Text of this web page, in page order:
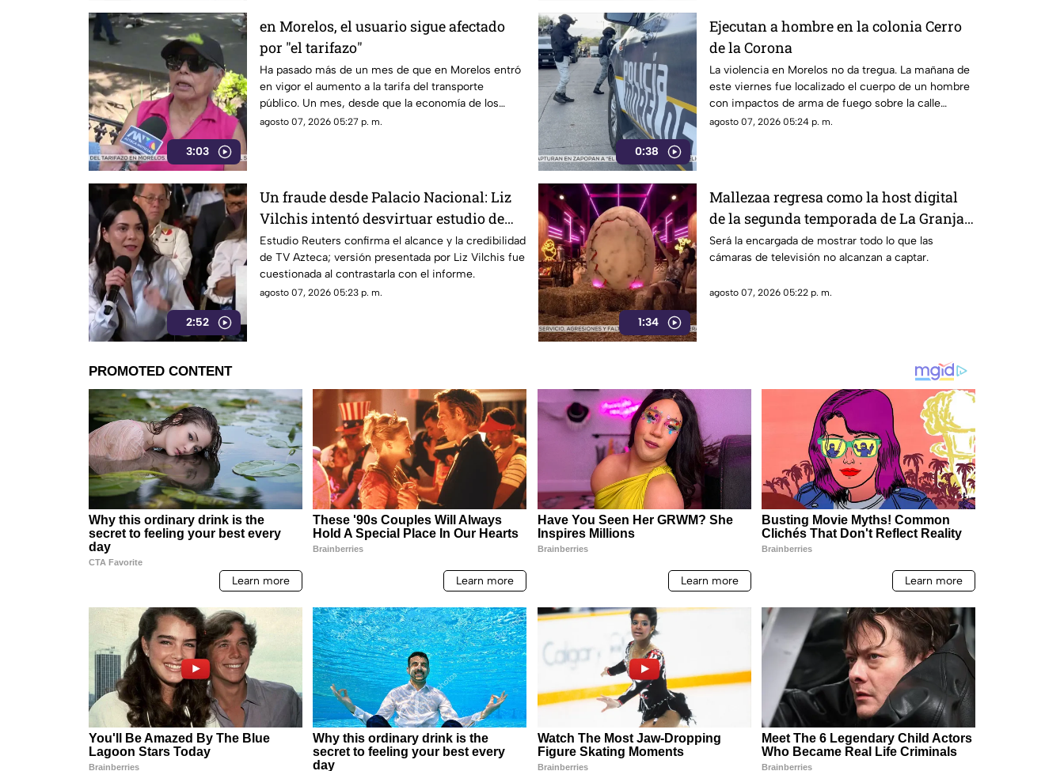
3:03
en Morelos, el usuario sigue afectado
por "el tarifazo"
Ha pasado más de un mes de que en Morelos entró
en vigor el aumento a la tarifa del transporte
público. Un mes, desde que la economía de los
morelenses se vio afectada y los ciudadanos
agosto 07, 2026 05:27 p. m.
0:38
Ejecutan a hombre en la colonia Cerro
de la Corona
La violencia en Morelos no da tregua. La mañana de
este viernes fue localizado el cuerpo de un hombre
con impactos de arma de fuego sobre la calle
alianza nacional, en la colonia cerro de la corona, en
agosto 07, 2026 05:24 p. m.
2:52
Un fraude desde Palacio Nacional: Liz
Vilchis intentó desvirtuar estudio de
Reuters sobre la credibilidad de TV
Azteca
Estudio Reuters confirma el alcance y la credibilidad
de TV Azteca; versión presentada por Liz Vilchis fue
cuestionada al contrastarla con el informe.
agosto 07, 2026 05:23 p. m.
1:34
Mallezaa regresa como la host digital
de la segunda temporada de La Granja
VIP
Será la encargada de mostrar todo lo que las
cámaras de televisión no alcanzan a captar.
agosto 07, 2026 05:22 p. m.